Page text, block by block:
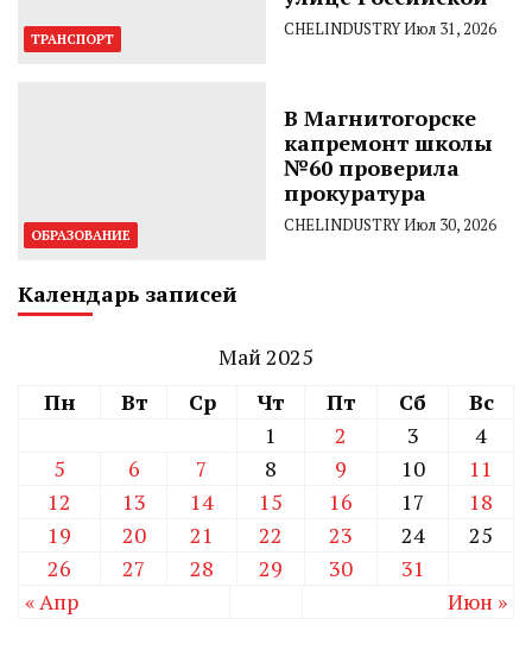
ТРАНСПОРТ CHELINDUSTRYИюл 31, 2026
ОБРАЗОВАНИЕ
В Магнитогорске
капремонт школы
№60 проверила
прокуратура
CHELINDUSTRYИюл 30, 2026
Календарь записей
Май 2025
Пн
Вт Ср Чт Пт Сб
Вс
1
2 3
4
5
6 7 8 9 10
11
12
13 14 15 16 17
18
19
20 21 22 23 24
25
26
27 28 29 30
31
« Апр
Июн »